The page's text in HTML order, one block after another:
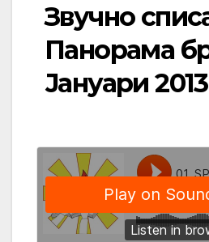
Звучно
Панорама
Јануари